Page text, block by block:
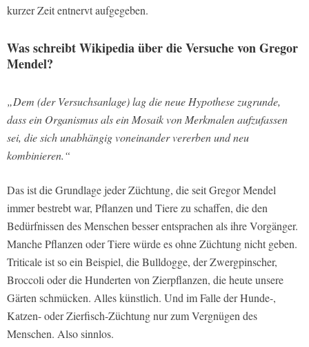
kurzer Zeit entnervt aufgegeben.
Was schreibt Wikipedia über die Versuche von Gregor
Mendel?
„Dem (der Versuchsanlage) lag die neue Hypothese zugrunde,
dass ein Organismus als ein Mosaik von Merkmalen aufzufassen
sei, die sich unabhängig voneinander vererben und neu
kombinieren.“
Das ist die Grundlage jeder Züchtung, die seit Gregor Mendel
immer bestrebt war, Pflanzen und Tiere zu schaffen, die den
Bedürfnissen des Menschen besser entsprachen als ihre Vorgänger.
Manche Pflanzen oder Tiere würde es ohne Züchtung nicht geben.
Triticale ist so ein Beispiel, die Bulldogge, der Zwergpinscher,
Broccoli oder die Hunderten von Zierpflanzen, die heute unsere
Gärten schmücken. Alles künstlich. Und im Falle der Hunde-,
Katzen- oder Zierfisch-Züchtung nur zum Vergnügen des
Menschen. Also sinnlos.